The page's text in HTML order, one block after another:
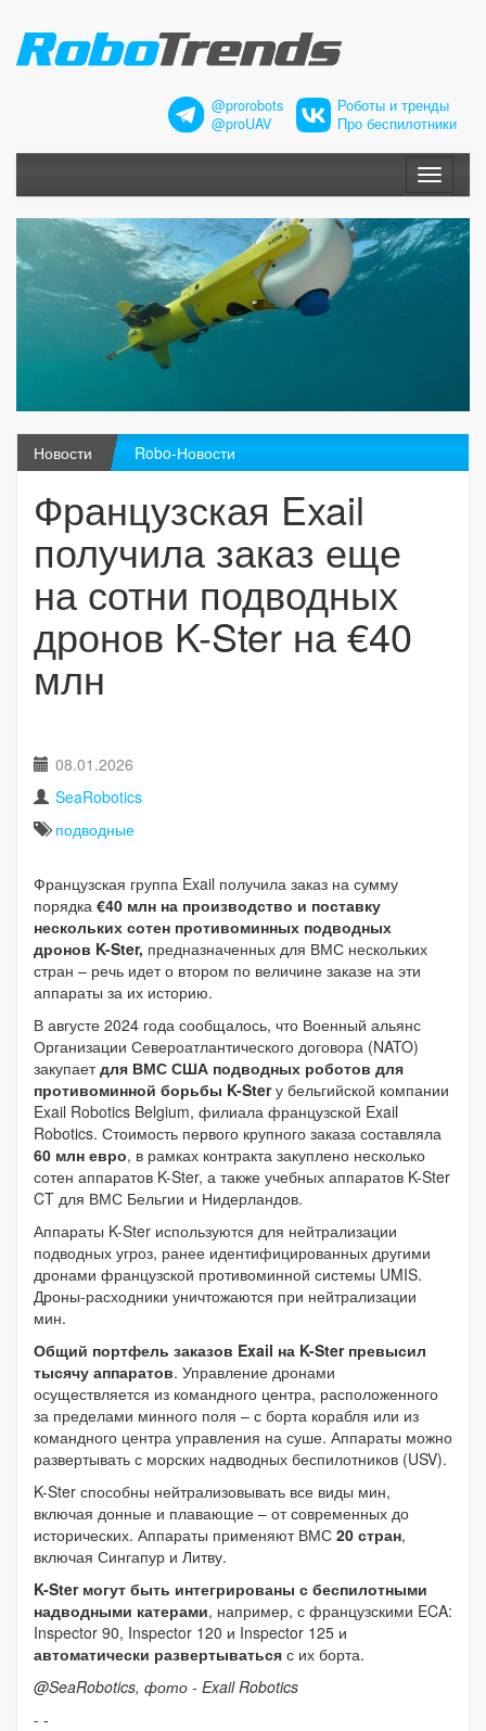
@prorobots
@proUAV
Роботы и тренды
Про беспилотники
Меню
Новости Robo-Новости
Французская Exail
получила заказ еще
на сотни подводных
дронов K-Ster на €40
млн
08.01.2026
SeaRobotics
подводные
Французская группа Exail получила заказ на сумму
порядка €40 млн на производство и поставку
нескольких сотен противоминных подводных
дронов K-Ster, предназначенных для ВМС нескольких
стран – речь идет о втором по величине заказе на эти
аппараты за их историю.
В августе 2024 года сообщалось, что Военный альянс
Организации Североатлантического договора (NATO)
закупаетдля ВМС США подводных роботов для
противоминной борьбы K-Sterу бельгийской компании
Exail Robotics Belgium, филиала французской Exail
Robotics. Стоимость первого крупного заказа составляла
60 млн евро, в рамках контракта закуплено несколько
сотен аппаратов K-Ster, а также учебных аппаратов K-Ster
CT для ВМС Бельгии и Нидерландов.
Аппараты K-Ster используются для нейтрализации
подводных угроз, ранее идентифицированных другими
дронами французской противоминной системы UMIS.
Дроны-расходники уничтожаются при нейтрализации
мин.
Общий портфель заказов Exail на K-Ster превысил
тысячу аппаратов. Управление дронами
осуществляется из командного центра, расположенного
за пределами минного поля – с борта корабля или из
командного центра управления на суше. Аппараты можно
развертывать с морских надводных беспилотников (USV).
K-Ster способны нейтрализовывать все виды мин,
включая донные и плавающие – от современных до
исторических. Аппараты применяют ВМС 20 стран,
включая Сингапур и Литву.
K-Ster могут быть интегрированы с беспилотными
надводными катерами, например, с французскими ECA:
Inspector 90, Inspector 120 и Inspector 125 и
автоматически развертываться с их борта.
@SeaRobotics, фото - Exail Robotics
- -